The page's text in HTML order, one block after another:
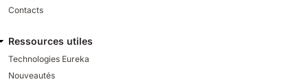
Contacts
Ressources utiles
Technologies Eureka
Nouveautés